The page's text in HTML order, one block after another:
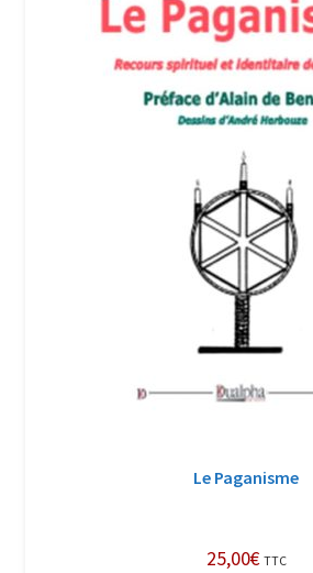
Login Customizer
Newsletter
Nous Contacter
Politique de confidentialité et cookies
Soutien à Philippe Randa
­­­Le Paganisme
25,00€ TTC